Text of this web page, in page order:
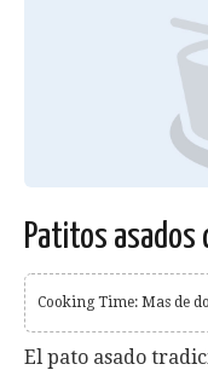
Patitos asados
Cooking Time: Mas de
El pato asado